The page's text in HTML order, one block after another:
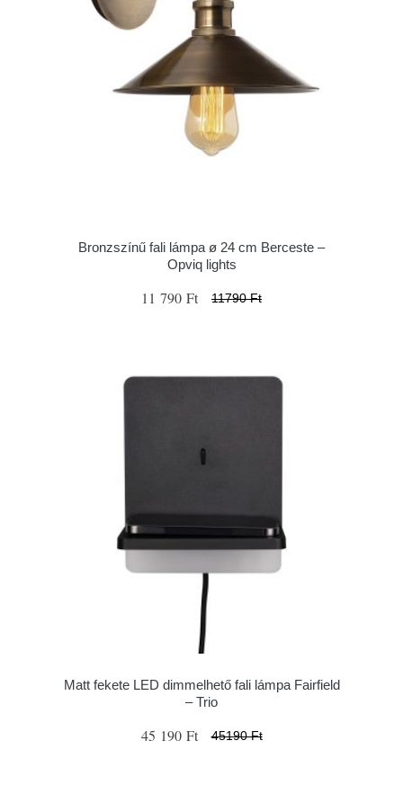
Bronzszínű fali lámpa ø 24 cm Berceste –
Opviq lights
11 790 Ft 11790 Ft
Matt fekete LED dimmelhető fali lámpa Fairfield
– Trio
45 190 Ft 45190 Ft